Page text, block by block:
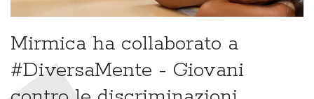
Mirmica ha collaborato a
#DiversaMente - Giovani